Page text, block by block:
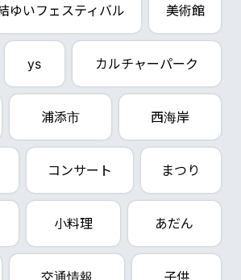
ゆいフェスティバル 美術館
ys カルチャーパーク
浦添市 西海岸
コンサート まつり
小料理 あだん
交通情報 子供